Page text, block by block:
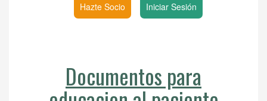
Hazte Socio Iniciar Sesión
Documentos para